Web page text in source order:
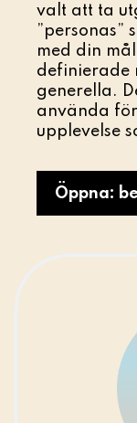
valt att ta
”personas”
med din
definierade
generella.
använda
upplevelse
Öppna: